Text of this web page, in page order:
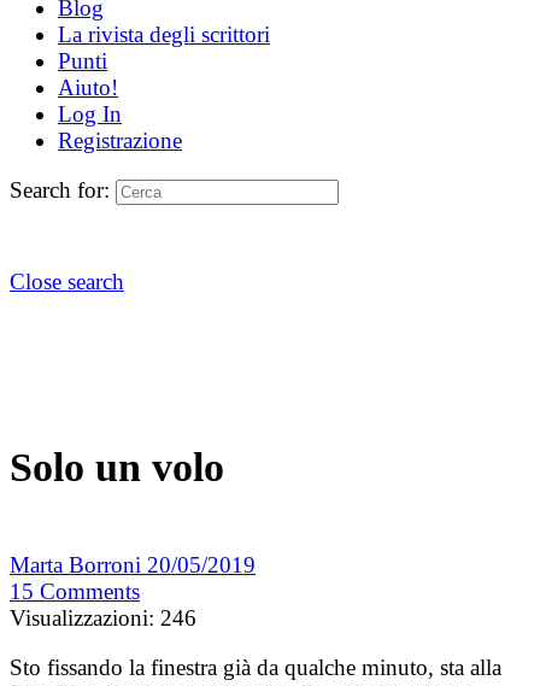
Blog
La rivista degli scrittori
Punti
Aiuto!
Log In
Registrazione
Search for:
Close search
Solo un volo
Marta Borroni 20/05/2019
15 Comments
Visualizzazioni: 246
Sto fissando la finestra già da qualche minuto, sta alla